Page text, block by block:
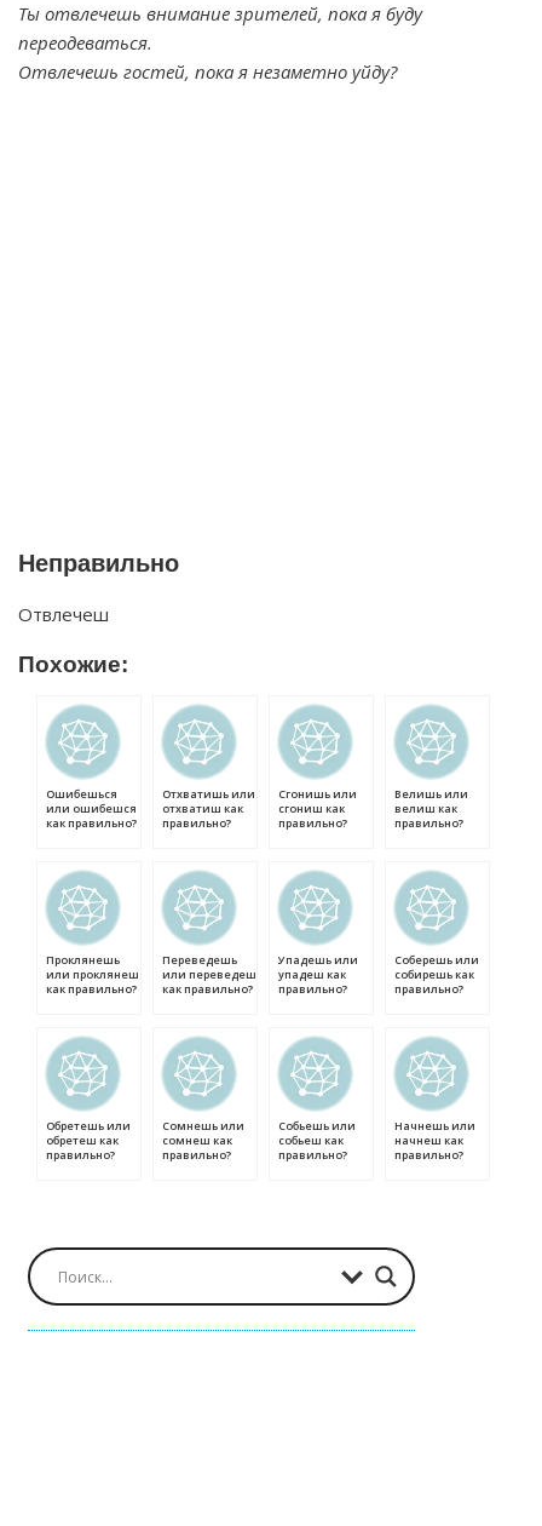
Ты отвлечешь внимание зрителей, пока я буду
переодеваться.
Отвлечешь гостей, пока я незаметно уйду?
Неправильно
Отвлечеш
Похожие:
Ошибешься
или ошибешся
как правильно?
Отхватишь или
отхватиш как
правильно?
Сгонишь или
сгониш как
правильно?
Велишь или
велиш как
правильно?
Проклянешь
или проклянеш
как правильно?
Переведешь
или переведеш
как правильно?
Упадешь или
упадеш как
правильно?
Соберешь или
собирешь как
правильно?
Обретешь или
обретеш как
правильно?
Сомнешь или
сомнеш как
правильно?
Собьешь или
собьеш как
правильно?
Начнешь или
начнеш как
правильно?